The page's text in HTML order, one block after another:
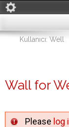
Kullanıcı: Well
Wall for
Please log